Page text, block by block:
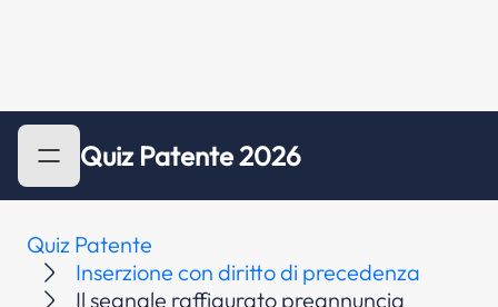
Quiz Patente 2026
Quiz Patente
Inserzione con diritto di precedenza
Il segnale raffigurato preannuncia